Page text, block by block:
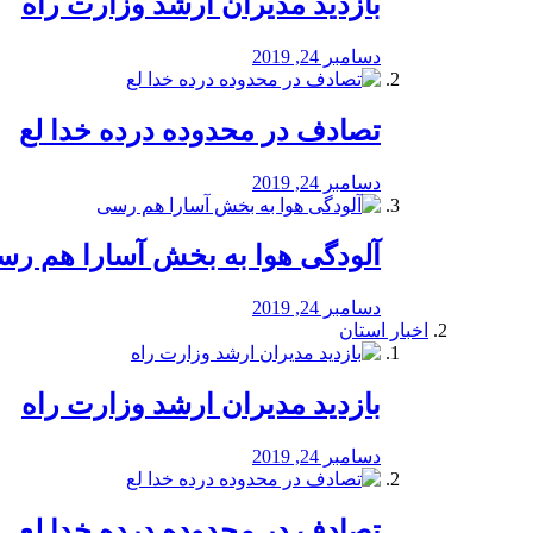
دسامبر 24, 2019
تصادف در محدوده درده خدا لع
دسامبر 24, 2019
آلودگی هوا به بخش آسارا هم
دسامبر 24, 2019
اخبار استان
بازدید مدیران ارشد وزارت راه
دسامبر 24, 2019